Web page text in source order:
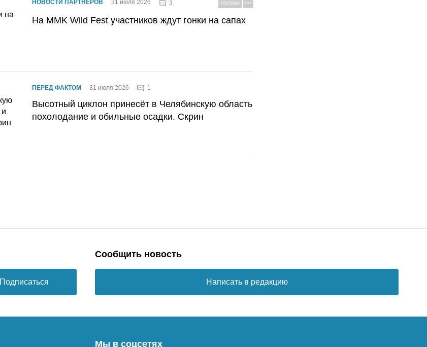
НОВОСТИ ПАРТНЕРОВ 31 июля 2026 3 РЕКЛАМА
На MMK Wild Fest участников ждут гонки на сапах
ПЕРЕД ФАКТОМ 31 июля 2026 1
Высотный циклон принесёт в Челябинскую область
похолодание и обильные осадки. Скрин
Подписаться
Сообщить новость
Написать в редакцию
Мы в соцсетях